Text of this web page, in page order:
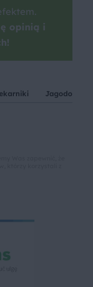
opinią i
Jagodowe